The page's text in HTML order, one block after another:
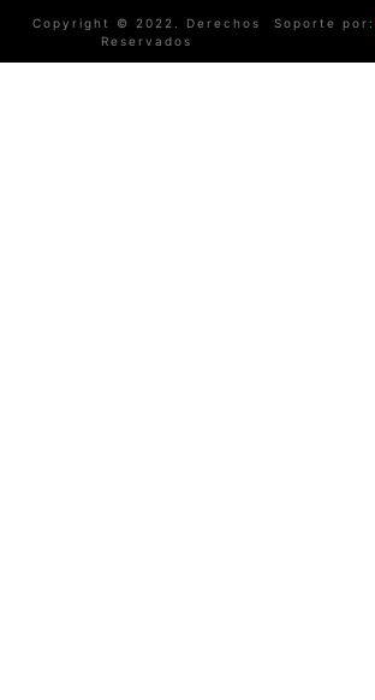
Copyright © 2022. Derechos
Reservados
Soporte por: